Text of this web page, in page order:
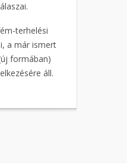
terhelési
a már ismert
formában)
áll.